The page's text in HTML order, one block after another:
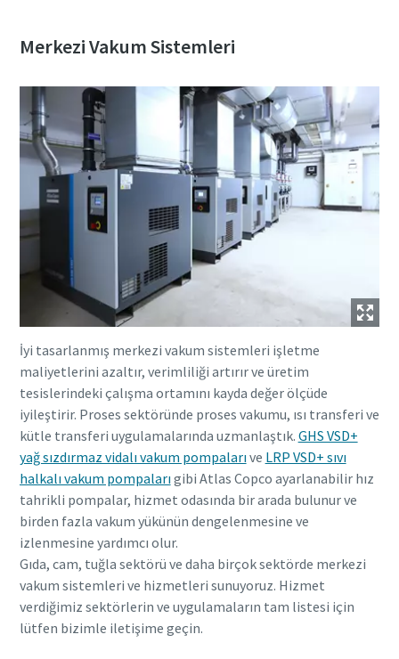
Merkezi Vakum Sistemleri
İyi tasarlanmış merkezi vakum sistemleri işletme
maliyetlerini azaltır, verimliliği artırır ve üretim
tesislerindeki çalışma ortamını kayda değer ölçüde
iyileştirir. Proses sektöründe proses vakumu, ısı transferi ve
kütle transferi uygulamalarında uzmanlaştık. GHS VSD+
yağ sızdırmaz vidalı vakum pompalarıve LRP VSD+ sıvı
halkalı vakum pompalarıgibi Atlas Copco ayarlanabilir hız
tahrikli pompalar, hizmet odasında bir arada bulunur ve
birden fazla vakum yükünün dengelenmesine ve
izlenmesine yardımcı olur.
Gıda, cam, tuğla sektörü ve daha birçok sektörde merkezi
vakum sistemleri ve hizmetleri sunuyoruz. Hizmet
verdiğimiz sektörlerin ve uygulamaların tam listesi için
lütfen bizimle iletişime geçin.